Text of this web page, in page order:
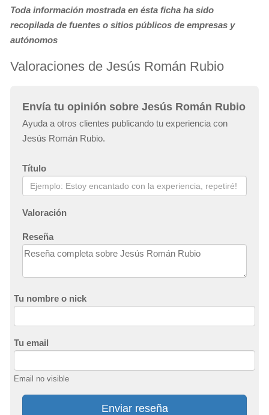
Toda información mostrada en ésta ficha ha sido
recopilada de fuentes o sitios públicos de empresas y
autónomos
Valoraciones de Jesús Román Rubio
Envía tu opinión sobre Jesús Román Rubio
Ayuda a otros clientes publicando tu experiencia con
Jesús Román Rubio.
Título
Valoración
Reseña
Tu nombre o nick
Tu email
Email no visible
Enviar reseña